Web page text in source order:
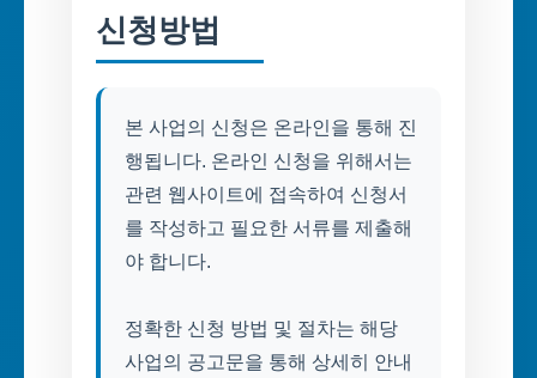
신청방법
본 사업의 신청은 온라인을 통해 진
행됩니다. 온라인 신청을 위해서는
관련 웹사이트에 접속하여 신청서
를 작성하고 필요한 서류를 제출해
야 합니다.
정확한 신청 방법 및 절차는 해당
사업의 공고문을 통해 상세히 안내